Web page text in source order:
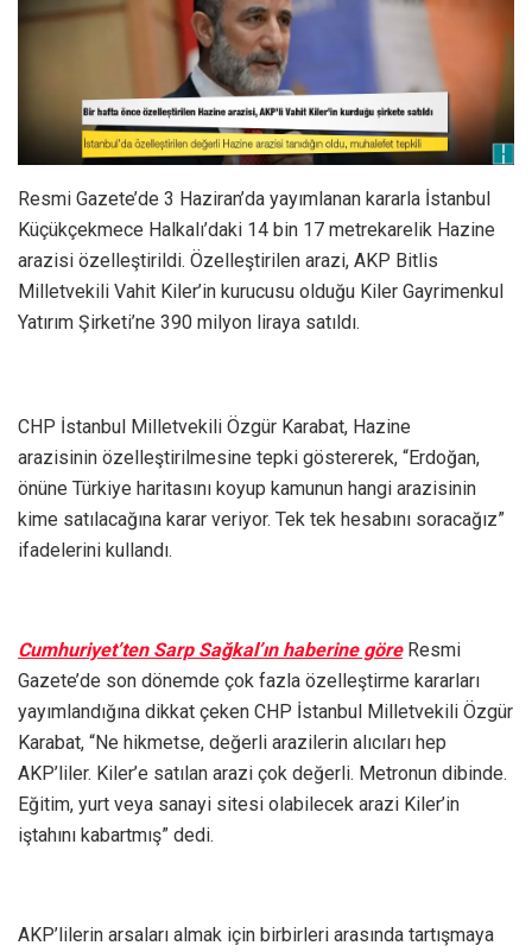
Resmi Gazete’de 3 Haziran’da yayımlanan kararla İstanbul
Küçükçekmece Halkalı’daki 14 bin 17 metrekarelik Hazine
arazisi özelleştirildi. Özelleştirilen arazi, AKP Bitlis
Milletvekili Vahit Kiler’in kurucusu olduğu Kiler Gayrimenkul
Yatırım Şirketi’ne 390 milyon liraya satıldı.
CHP İstanbul Milletvekili Özgür Karabat, Hazine
arazisinin özelleştirilmesine tepki göstererek, “Erdoğan,
önüne Türkiye haritasını koyup kamunun hangi arazisinin
kime satılacağına karar veriyor. Tek tek hesabını soracağız”
ifadelerini kullandı.
Cumhuriyet’ten Sarp Sağkal’ın haberine göreResmi
Gazete’de son dönemde çok fazla özelleştirme kararları
yayımlandığına dikkat çeken CHP İstanbul Milletvekili Özgür
Karabat, “Ne hikmetse, değerli arazilerin alıcıları hep
AKP’liler. Kiler’e satılan arazi çok değerli. Metronun dibinde.
Eğitim, yurt veya sanayi sitesi olabilecek arazi Kiler’in
iştahını kabartmış” dedi.
AKP’lilerin arsaları almak için birbirleri arasında tartışmaya